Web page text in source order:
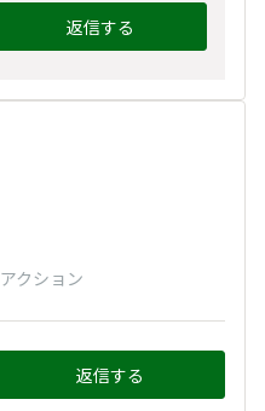
返信する
クション
返信する